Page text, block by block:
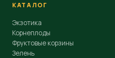
КАТАЛОГ
Экзотика
Корнеплоды
Фруктовые корзины
Зелень